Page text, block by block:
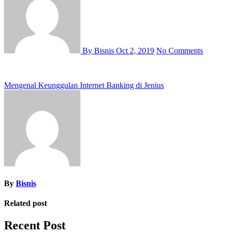
By Bisnis Oct 2, 2019 No Comments
Post
Mengenal Keunggulan Internet Banking di Jenius
By Bisnis
Related post
Recent Post